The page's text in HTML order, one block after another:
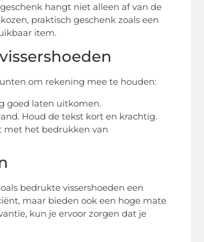
hangt niet alleen af van de
praktisch geschenk zoals een
item.
om rekening mee te houden:
goed laten uitkomen.
Houd de tekst kort en krachtig.
met het bedrukken van
bedrukte vissershoeden een
maar bieden ook een hoge mate
kun je ervoor zorgen dat je